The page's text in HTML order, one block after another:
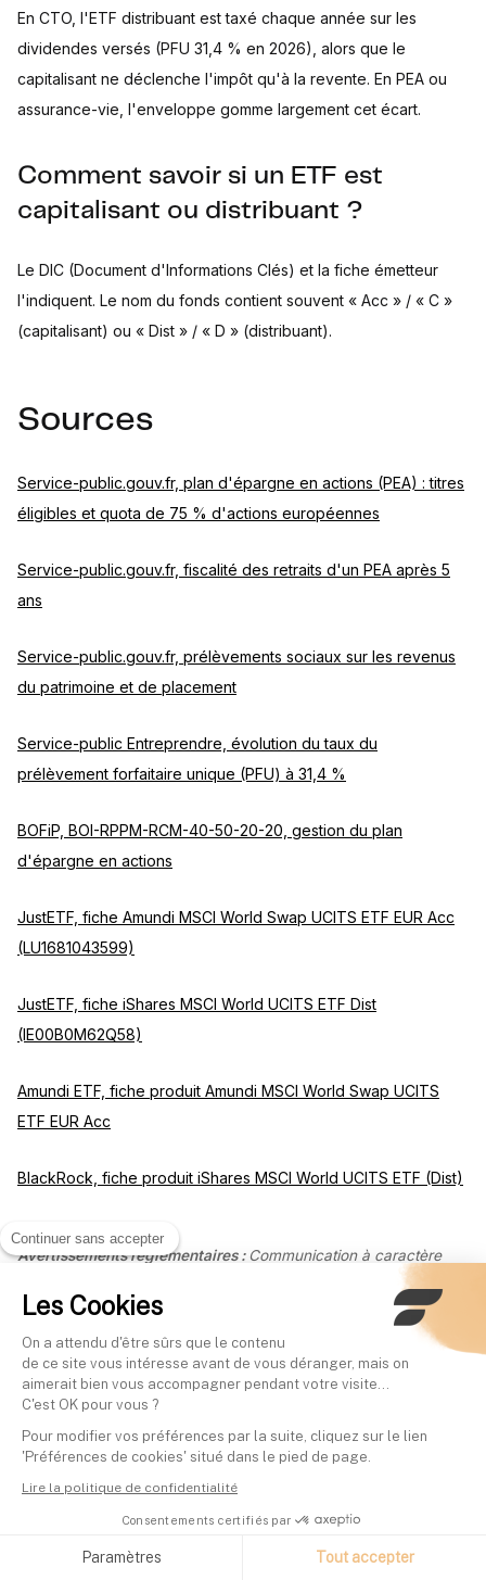
Continuer sans accepter
Les Cookies
On a attendu d'être sûrs que le contenu
de ce site vous intéresse avant de vous déranger, mais on
aimerait bien vous accompagner pendant votre visite...
C'est OK pour vous ?
Pour modifier vos préférences par la suite, cliquez sur le lien
'Préférences de cookies' situé dans le pied de page.
Lire la politique de confidentialité
Consentements certifiés par
Paramètres Tout accepter
En CTO, l'ETF distribuant est taxé chaque année sur les
dividendes versés (PFU 31,4 % en 2026), alors que le
capitalisant ne déclenche l'impôt qu'à la revente. En PEA ou
assurance-vie, l'enveloppe gomme largement cet écart.
Comment savoir si un ETF est
capitalisant ou distribuant ?
Le DIC (Document d'Informations Clés) et la fiche émetteur
l'indiquent. Le nom du fonds contient souvent « Acc » / « C »
(capitalisant) ou « Dist » / « D » (distribuant).
Sources
Service-public.gouv.fr, plan d'épargne en actions (PEA) : titres
éligibles et quota de 75 % d'actions européennes
Service-public.gouv.fr, fiscalité des retraits d'un PEA après 5
ans
Service-public.gouv.fr, prélèvements sociaux sur les revenus
du patrimoine et de placement
Service-public Entreprendre, évolution du taux du
prélèvement forfaitaire unique (PFU) à 31,4 %
BOFiP, BOI-RPPM-RCM-40-50-20-20, gestion du plan
d'épargne en actions
JustETF, fiche Amundi MSCI World Swap UCITS ETF EUR Acc
(LU1681043599)
JustETF, fiche iShares MSCI World UCITS ETF Dist
(IE00B0M62Q58)
Amundi ETF, fiche produit Amundi MSCI World Swap UCITS
ETF EUR Acc
BlackRock, fiche produit iShares MSCI World UCITS ETF (Dist)
Avertissements réglementaires :Communication à caractère
capital, partielle ou totale. Les performances passées ne
préjugent pas des performances futures. Cet article a un
caractère informatif et pédagogique ; il ne constitue ni un conseil
en investissement personnalisé, ni une recommandation d'achat
ou de vente, ni un conseil fiscal. Avant tout investissement,
consultez le Document d'Informations Clés (DIC) et, le cas
d'Investissement agréée par l'ACPR sous le n°19283, membre de
l'AMAFI. Courtier en Assurance immatriculé à l'ORIAS sous le
n°21001279, adhérent de la CNCGP (association agréée par
par l'AMF sous le régime MiCA sous les références n°A2026-026